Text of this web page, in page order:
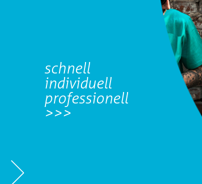
schnell
individuell
professionell
>>>